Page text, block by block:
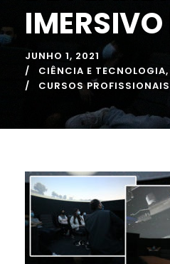
JUNHO 1, 2021
CIÊNCIA E TECNOLOGIA,
CURSOS PROFISSIONAIS